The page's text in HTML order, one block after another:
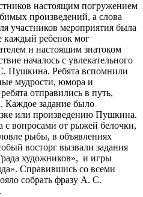
настоящим погружением
произведений, а слова
участников мероприятия была
каждый ребенок мог
и настоящим знатоком
началось с увлекательного
Пушкина. Ребята вспомнили
мудрости, юмора и
отправились в путь,
Каждое задание было
или произведению Пушкина.
с вопросами от рыжей белочки,
рыбы, в объявлениях
восторг вызвали задания
художников», и игры
Справившись со всеми
собрать фразу А. С.